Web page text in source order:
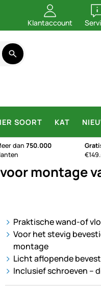
Klantaccount
SOORT KAT
dan750.000
montage
Praktische wand-of
Voor het stevig
montage
Licht aflopende
Inclusief schroeven –